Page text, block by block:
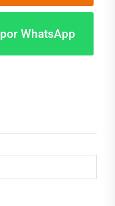
WhatsApp